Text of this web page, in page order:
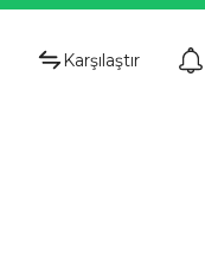
Karşılaştır